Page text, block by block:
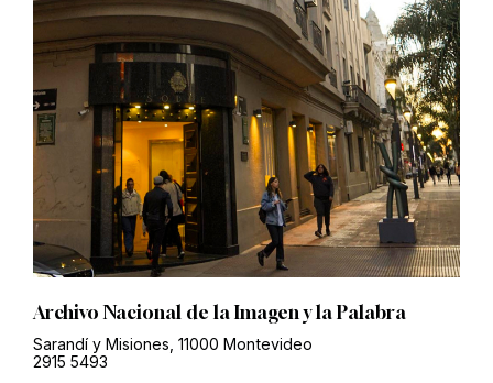
Archivo Nacional de la Imagen y la Palabra
Sarandí y Misiones, 11000 Montevideo
2915 5493